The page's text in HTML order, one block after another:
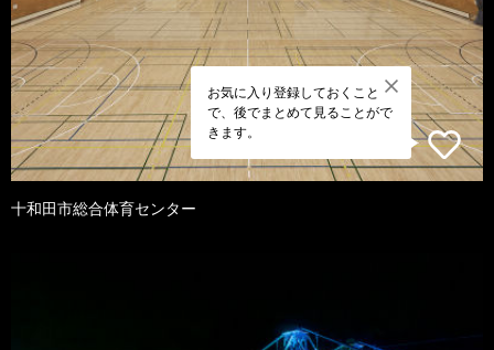
お気に入り登録しておくこと
で、後でまとめて見ることがで
きます。
十和田市総合体育センター